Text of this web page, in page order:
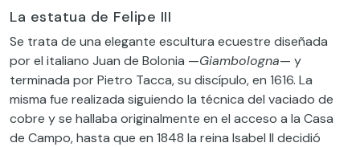
La estatua de Felipe III
Se trata de una elegante escultura ecuestre diseñada
por el italiano Juan de Bolonia —Giambologna— y
terminada por Pietro Tacca, su discípulo, en 1616. La
misma fue realizada siguiendo la técnica del vaciado de
cobre y se hallaba originalmente en el acceso a la Casa
de Campo, hasta que en 1848 la reina Isabel II decidió